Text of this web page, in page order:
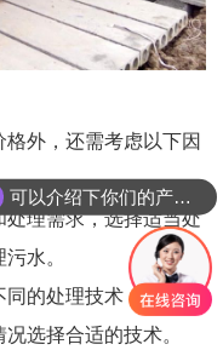
外，还需考虑以下因
理需求，选择适当处
水。
的处理技术，如生物
选择合适的技术。
可以介绍下你们的产品么